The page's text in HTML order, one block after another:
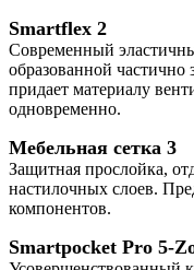
Smartflex 2
Современный
образованной
придает материалу
одновременно.
Мебельная сетка 3
Защитная прослойка,
настилочных слоев.
компонентов.
Smartpocket Pro 5-